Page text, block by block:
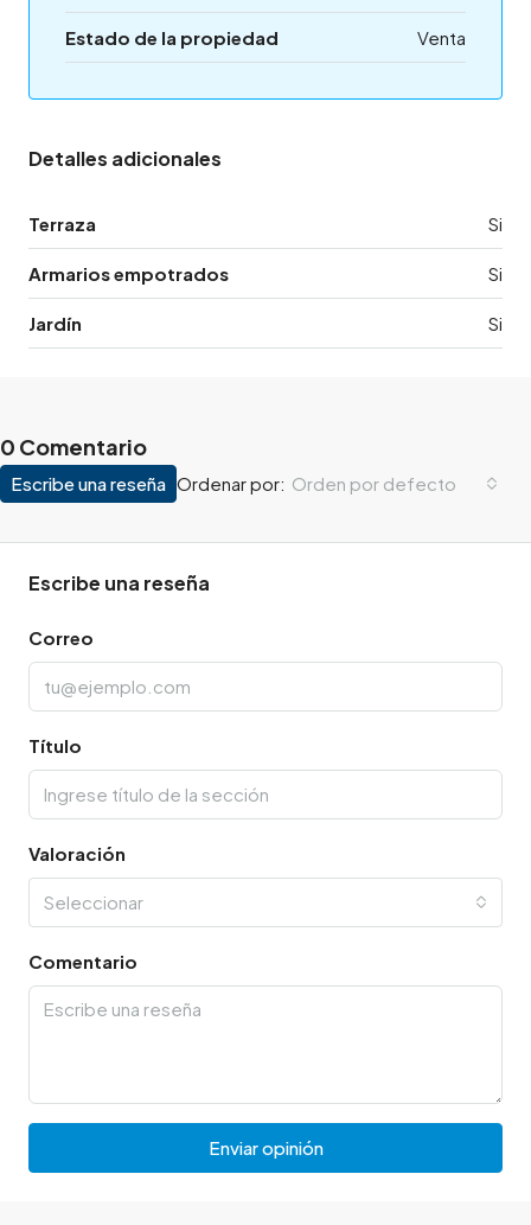
Estado de la propiedad Venta
Detalles adicionales
Terraza Si
Armarios empotrados Si
Jardín Si
0 Comentario
Ordenar por: Orden por defecto
Escribe una reseña
Escribe una reseña
Correo
Título
Valoración
Seleccionar
Comentario
Enviar opinión